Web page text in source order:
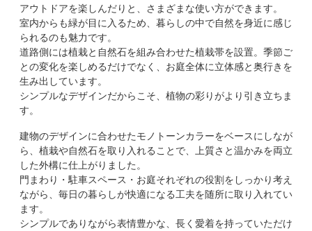
アウトドアを楽しんだりと、さまざまな使い方ができます。
室内からも緑が目に入るため、暮らしの中で自然を身近に感じ
られるのも魅力です。
道路側には植栽と自然石を組み合わせた植栽帯を設置。季節ご
との変化を楽しめるだけでなく、お庭全体に立体感と奥行きを
生み出しています。
シンプルなデザインだからこそ、植物の彩りがより引き立ちま
す。
建物のデザインに合わせたモノトーンカラーをベースにしなが
ら、植栽や自然石を取り入れることで、上質さと温かみを両立
した外構に仕上がりました。
門まわり・駐車スペース・お庭それぞれの役割をしっかり考え
ながら、毎日の暮らしが快適になる工夫を随所に取り入れてい
ます。
シンプルでありながら表情豊かな、長く愛着を持っていただけ